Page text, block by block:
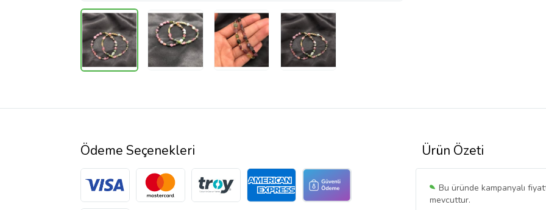
Ürün Özeti
Bu üründe kampanyalı
mevcuttur.
Ödeme Seçenekleri